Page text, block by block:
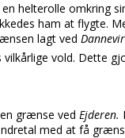
helterolle omkring
ham at flygte.
lagt ved
vilkårlige vold. Dette
grænse ved Ejderen.
med at få